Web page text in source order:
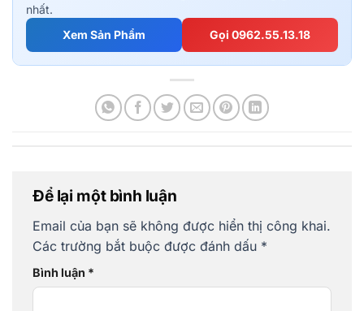
nhất.
Xem Sản Phẩm
Gọi 0962.55.13.18
Để lại một bình luận
Email của bạn sẽ không được hiển thị công khai.
Các trường bắt buộc được đánh dấu *
Bình luận *